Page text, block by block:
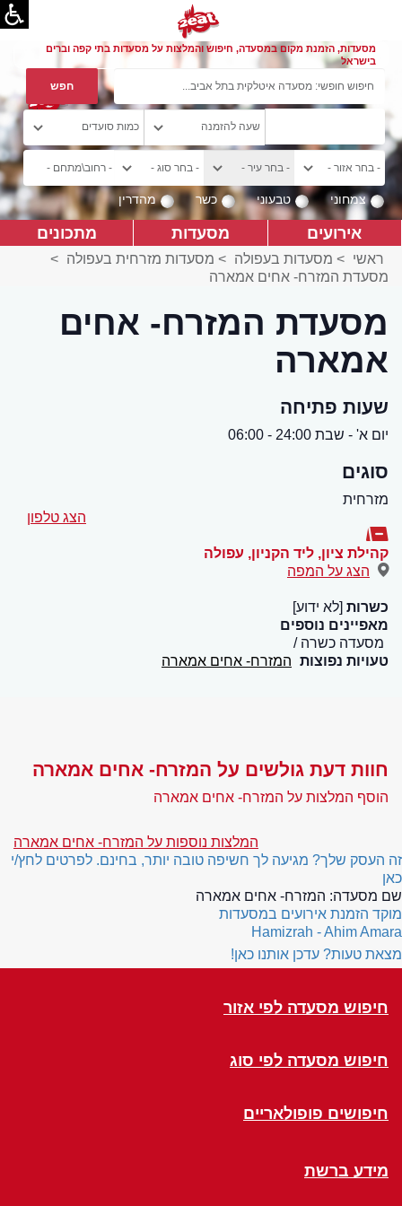
מסעדות, הזמנת מקום במסעדה, חיפוש והמלצות על מסעדות בתי קפה וברים
בישראל
צמחוני טבעוני כשר מהדרין
אירועים מסעדות מתכונים
ראשי > מסעדות בעפולה > מסעדות מזרחית בעפולה >
מסעדת המזרח- אחים אמארה
מסעדת המזרח- אחים
אמארה
שעות פתיחה
יום א' - שבת 24:00 - 06:00
סוגים
מזרחית
הצג טלפון
קהילת ציון, ליד הקניון, עפולה
הצג על המפה
כשרות [לא ידוע]
מאפיינים נוספים
מסעדה כשרה
טעויות נפוצות המזרח- אחים אמארה
חוות דעת גולשים על המזרח- אחים אמארה
הוסף המלצות על המזרח- אחים אמארה
המלצות נוספות על המזרח- אחים אמארה
זה העסק שלך? מגיעה לך חשיפה טובה יותר, בחינם. לפרטים לחץ/י
כאן
שם מסעדה: המזרח- אחים אמארה
מוקד הזמנת אירועים במסעדות
Hamizrah - Ahim Amara
מצאת טעות? עדכן אותנו כאן!
חיפוש מסעדה לפי אזור
חיפוש מסעדה לפי סוג
חיפושים פופולאריים
מידע ברשת